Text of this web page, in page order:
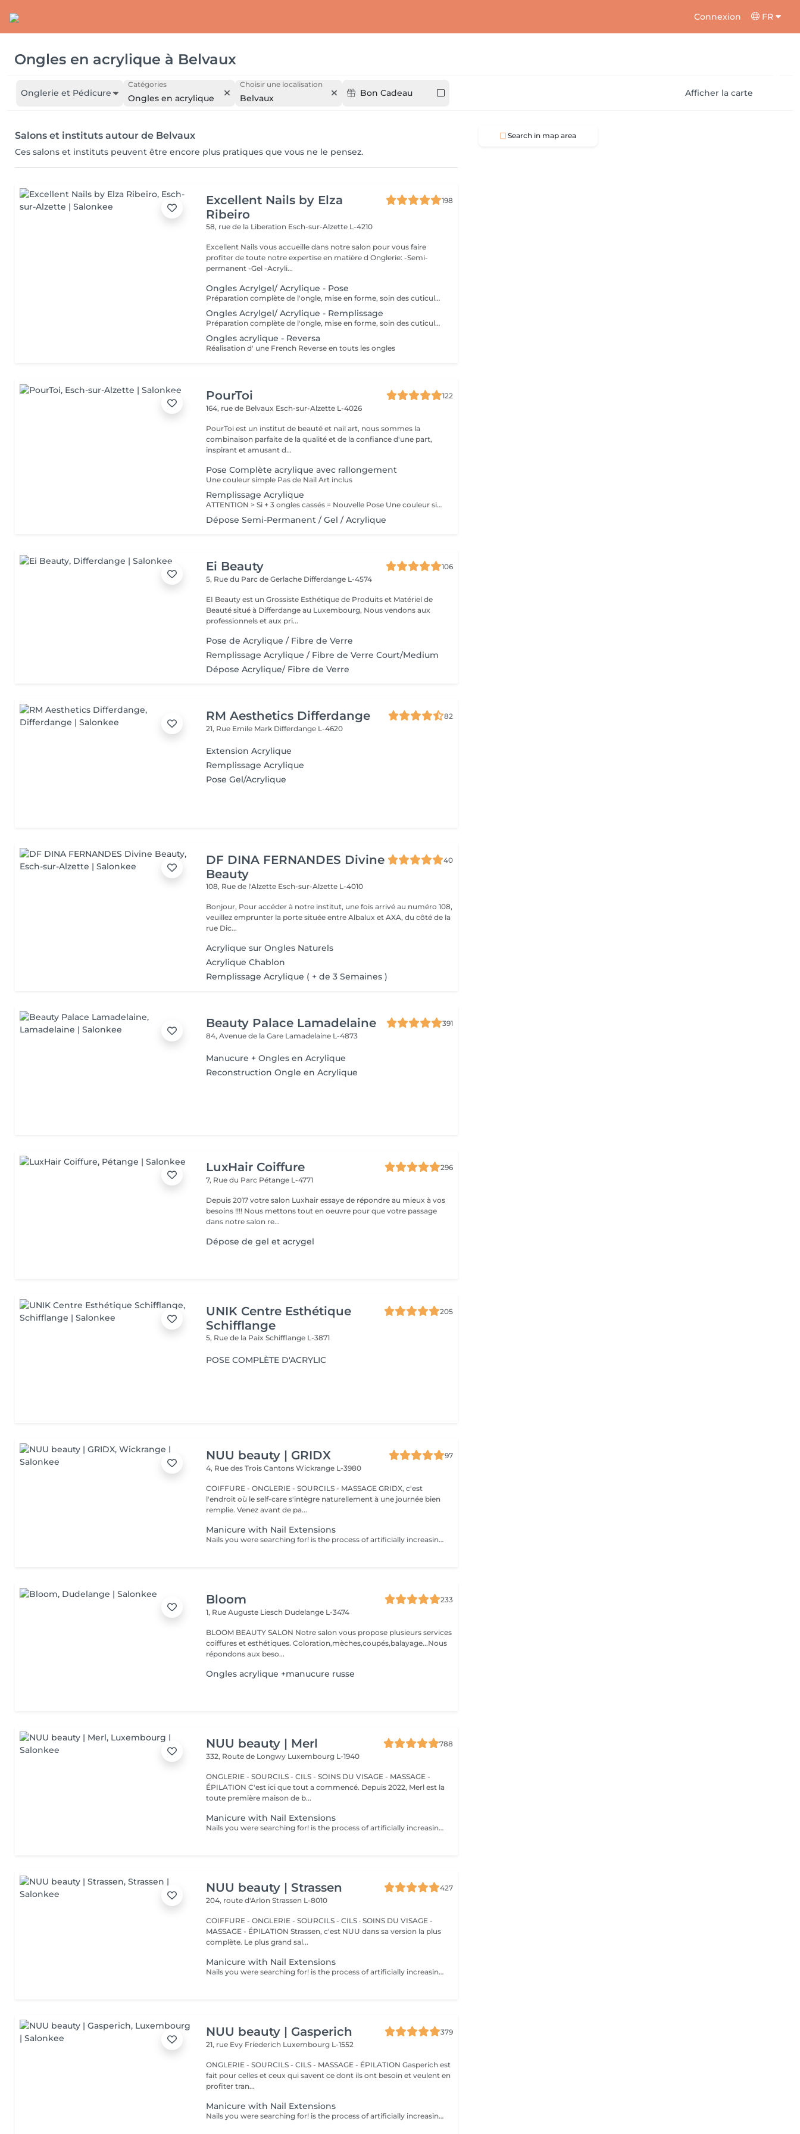
Connexion FR
Ongles en acrylique à Belvaux
Onglerie et Pédicure
Catégories
Ongles en acrylique
Choisir une localisation
Belvaux Bon Cadeau Afficher la carte
Salons et instituts autour de Belvaux
Ces salons et instituts peuvent être encore plus pratiques que vous ne le pensez.
Excellent Nails by Elza
Ribeiro
198
58, rue de la Liberation Esch-sur-Alzette L-4210
Excellent Nails vous accueille dans notre salon pour vous faire
profiter de toute notre expertise en matière d Onglerie: -Semi-
permanent -Gel -Acryli...
Ongles Acrylgel/ Acrylique - Pose
Préparation complète de l'ongle, mise en forme, soin des cuticules et pose acrylique avec la couleur de votre choix.
Ongles Acrylgel/ Acrylique - Remplissage
Préparation complète de l'ongle, mise en forme, soin des cuticules et remplissage acrylique avec la couleur de votre choix.
Ongles acrylique - Reversa
Réalisation d' une French Reverse en touts les ongles
PourToi
122
164, rue de Belvaux Esch-sur-Alzette L-4026
PourToi est un institut de beauté et nail art, nous sommes la
combinaison parfaite de la qualité et de la confiance d'une part,
inspirant et amusant d...
Pose Complète acrylique avec rallongement
Une couleur simple Pas de Nail Art inclus
Remplissage Acrylique
ATTENTION > Si + 3 ongles cassés = Nouvelle Pose Une couleur simple Pas de Nail Art inclus
Dépose Semi-Permanent / Gel / Acrylique
Ei Beauty
106
5, Rue du Parc de Gerlache Differdange L-4574
EI Beauty est un Grossiste Esthétique de Produits et Matériel de
Beauté situé à Differdange au Luxembourg, Nous vendons aux
professionnels et aux pri...
Pose de Acrylique / Fibre de Verre
Remplissage Acrylique / Fibre de Verre Court/Medium
Dépose Acrylique/ Fibre de Verre
RM Aesthetics Differdange
82
21, Rue Emile Mark Differdange L-4620
Extension Acrylique
Remplissage Acrylique
Pose Gel/Acrylique
DF DINA FERNANDES Divine
Beauty
40
108, Rue de l'Alzette Esch-sur-Alzette L-4010
Bonjour, Pour accéder à notre institut, une fois arrivé au numéro 108,
veuillez emprunter la porte située entre Albalux et AXA, du côté de la
rue Dic...
Acrylique sur Ongles Naturels
Acrylique Chablon
Remplissage Acrylique ( + de 3 Semaines )
Beauty Palace Lamadelaine
391
84, Avenue de la Gare Lamadelaine L-4873
Manucure + Ongles en Acrylique
Reconstruction Ongle en Acrylique
LuxHair Coiffure
296
7, Rue du Parc Pétange L-4771
Depuis 2017 votre salon Luxhair essaye de répondre au mieux à vos
besoins !!!! Nous mettons tout en oeuvre pour que votre passage
dans notre salon re...
Dépose de gel et acrygel
UNIK Centre Esthétique
Schifflange
205
5, Rue de la PaixSchifflange L-3871
POSE COMPLÈTE D'ACRYLIC
NUU beauty | GRIDX
97
4, Rue des Trois CantonsWickrange L-3980
COIFFURE - ONGLERIE - SOURCILS - MASSAGE GRIDX, c'est
l'endroit où le self-care s'intègre naturellement à une journée bien
remplie. Venez avant de pa...
Manicure with Nail Extensions
Nails you were searching for! is the process of artificially increasing the length of the nail using polygel material in order to correct the defects of the natural nail delamination and weakness of the nail plate. Our masters do edged, hardware, or combined manicure. How is polygel extension done? - removal of old semi-permanent (if needed) - rough skin is removed - the shape of the nail plate is corrected - the cuticle and side ridges are corrected - polygel is applied - semi-permanent nail polish is applied - cuticle oil and hand cream are applied Age restrictions: recommended to do from 16 years. Post procedure recommendations: there are no post recommendations for this procedure. Frequency: once in 3 weeks.
Bloom
233
1, Rue Auguste Liesch Dudelange L-3474
BLOOM BEAUTY SALON Notre salon vous propose plusieurs services
coiffures et esthétiques. Coloration,mèches,coupés,balayage...Nous
répondons aux beso...
Ongles acrylique +manucure russe
NUU beauty | Merl
788
332, Route de Longwy Luxembourg L-1940
ONGLERIE - SOURCILS - CILS - SOINS DU VISAGE - MASSAGE -
ÉPILATION C'est ici que tout a commencé. Depuis 2022, Merl est la
toute première maison de b...
Manicure with Nail Extensions
Nails you were searching for! is the process of artificially increasing the length of the nail using polygel material in order to correct the defects of the natural nail delamination and weakness of the nail plate. Our masters do edged, hardware, or combined manicure. How is polygel extension done? - removal of old semi-permanent (if needed) - rough skin is removed - the shape of the nail plate is corrected - the cuticle and side ridges are corrected - polygel is applied - semi-permanent nail polish is applied - cuticle oil and hand cream are applied Age restrictions: recommended to do from 16 years. Post procedure recommendations: there are no post recommendations for this procedure. Frequency: once in 3 weeks.
NUU beauty | Strassen
427
204, route d'ArlonStrassen L-8010
COIFFURE - ONGLERIE - SOURCILS - CILS · SOINS DU VISAGE -
MASSAGE - ÉPILATION Strassen, c'est NUU dans sa version la plus
complète. Le plus grand sal...
Manicure with Nail Extensions
Nails you were searching for! is the process of artificially increasing the length of the nail using polygel material in order to correct the defects of the natural nail delamination and weakness of the nail plate. Our masters do edged, hardware, or combined manicure. How is polygel extension done? - removal of old semi-permanent (if needed) - rough skin is removed - the shape of the nail plate is corrected - the cuticle and side ridges are corrected - polygel is applied - semi-permanent nail polish is applied - cuticle oil and hand cream are applied Age restrictions: recommended to do from 16 years. Post procedure recommendations: there are no post recommendations for this procedure. Frequency: once in 3 weeks.
NUU beauty | Gasperich
379
21, rue Evy Friederich Luxembourg L-1552
ONGLERIE - SOURCILS - CILS - MASSAGE - ÉPILATION Gasperich est
fait pour celles et ceux qui savent ce dont ils ont besoin et veulent en
profiter tran...
Manicure with Nail Extensions
Nails you were searching for! is the process of artificially increasing the length of the nail using polygel material in order to correct the defects of the natural nail delamination and weakness of the nail plate. Our masters do edged, hardware, or combined manicure. How is polygel extension done? - removal of old semi-permanent (if needed) - rough skin is removed - the shape of the nail plate is corrected - the cuticle and side ridges are corrected - polygel is applied - semi-permanent nail polish is applied - cuticle oil and hand cream are applied Age restrictions: recommended to do from 16 years. Post procedure recommendations: there are no post recommendations for this procedure. Frequency: once in 3 weeks.
Search in map area